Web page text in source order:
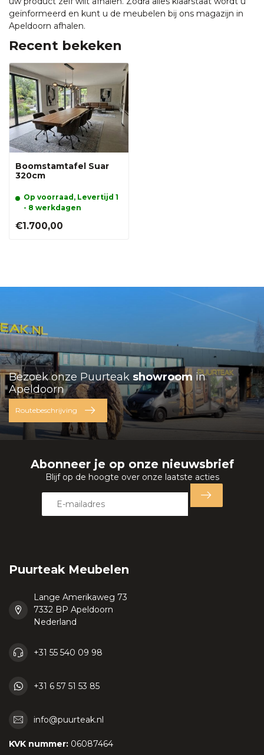
geïnformeerd en kunt u de meubelen bij ons magazijn in
Apeldoorn afhalen.
Recent bekeken
Boomstamtafel Suar
320cm
Op voorraad, Levertijd 1
- 8 werkdagen
€1.700,00
Bezoek onze Puurteak showroom in
Apeldoorn
Routebeschrijving
Abonneer je op onze nieuwsbrief
Blijf op de hoogte over onze laatste acties
Puurteak Meubelen
Lange Amerikaweg 73
7332 BP Apeldoorn
Nederland
+31 55 540 09 98
+31 6 57 51 53 85
info@puurteak.nl
KVK nummer: 06087464